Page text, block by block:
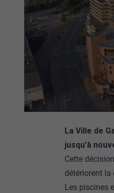
La Ville de
jusqu’à
Cette
détériorent la
Les piscines